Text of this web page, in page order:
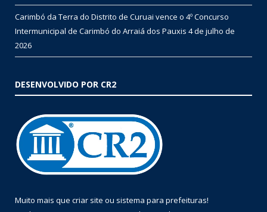
Carimbó da Terra do Distrito de Curuai vence o 4º Concurso
Intermunicipal de Carimbó do Arraiá dos Pauxis 4 de julho de
2026
DESENVOLVIDO POR CR2
Muito mais que criar site ou sistema para prefeituras!